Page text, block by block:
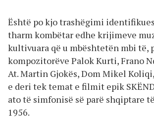
Është po kjo trashëgimi
tharm kombëtar edhe krijimeve
kultivuara që u mbështetën mbi të,
kompozitorëve Palok Kurti, Frano
At. Martin Gjokës, Dom Mikel
e deri tek temat e filmit epik
ato të simfonisë së parë shqiptare
1956.